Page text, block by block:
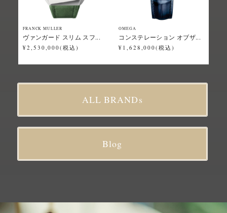
FRANCK MULLER
ヴァンガード スリム スフ...
¥2,530,000(税込)
OMEGA
コンステレーション オブザ...
¥1,628,000(税込)
ALL BRANDs
Blog